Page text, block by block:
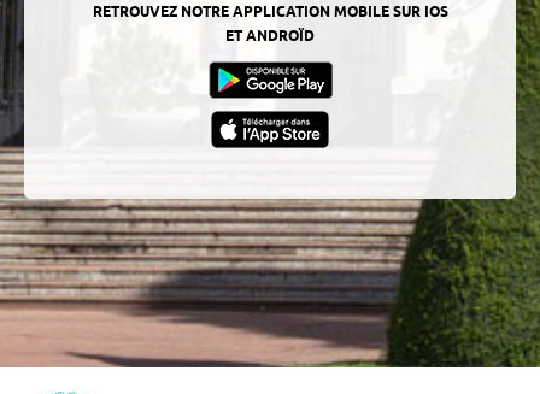
RETROUVEZ NOTRE APPLICATION MOBILE SUR IOS
ET ANDROÏD